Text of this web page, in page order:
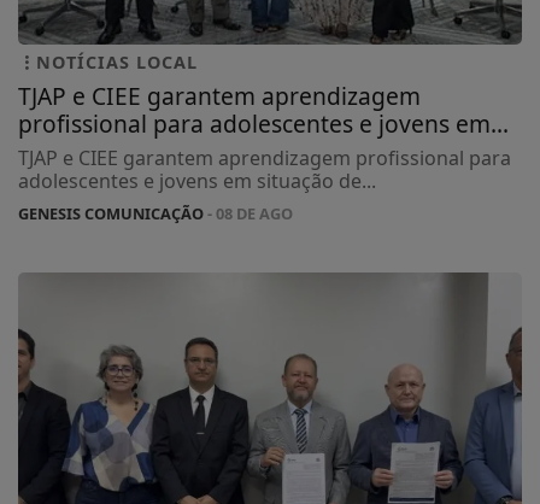
NOTÍCIAS LOCAL
TJAP e CIEE garantem aprendizagem
profissional para adolescentes e jovens em...
TJAP e CIEE garantem aprendizagem profissional para
adolescentes e jovens em situação de...
GENESIS COMUNICAÇÃO- 08 DE AGO